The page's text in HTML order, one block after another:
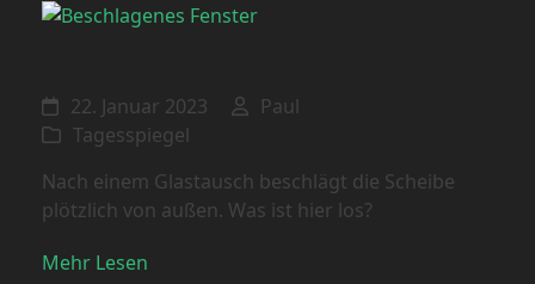
22. Januar 2023
Paul
Tagesspiegel
Nach einem Glastausch beschlägt die Scheibe
plötzlich von außen. Was ist hier los?
Mehr Lesen